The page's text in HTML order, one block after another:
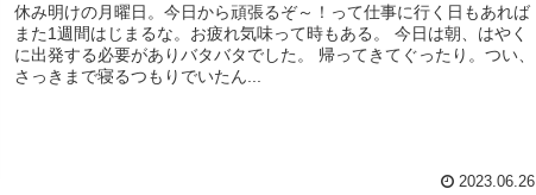
休み明けの月曜日。今日から頑張るぞ～！って仕事に行く日もあれば
また1週間はじまるな。お疲れ気味って時もある。 今日は朝、はやく
に出発する必要がありバタバタでした。 帰ってきてぐったり。つい、
さっきまで寝るつもりでいたん...
2023.06.26